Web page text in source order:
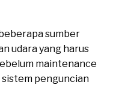
sumber
udara yang harus
maintenance
penguncian